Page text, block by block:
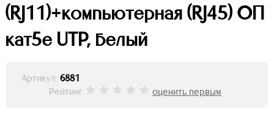
(RJ11)+компьютерная (RJ45) ОП
кат5е UTP, белый
Артикул: 6881
Рейтинг
оценить первым